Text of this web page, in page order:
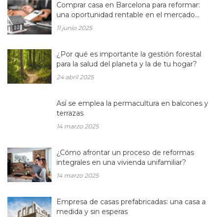
Comprar casa en Barcelona para reformar:
una oportunidad rentable en el mercado
inmobiliario actual
11 junio 2025
¿Por qué es importante la gestión forestal
para la salud del planeta y la de tu hogar?
24 abril 2025
Así se emplea la permacultura en balcones y
terrazas
14 marzo 2025
¿Cómo afrontar un proceso de reformas
integrales en una vivienda unifamiliar?
14 marzo 2025
Empresa de casas prefabricadas: una casa a
medida y sin esperas